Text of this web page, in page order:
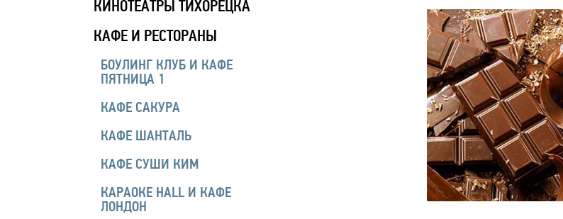
КИНОТЕАТРЫ ТИХОРЕЦКА
КАФЕ И РЕСТОРАНЫ
БОУЛИНГ КЛУБ И КАФЕ
ПЯТНИЦА 1
КАФЕ САКУРА
КАФЕ ШАНТАЛЬ
КАФЕ СУШИ КИМ
КАРАОКЕ HALL И КАФЕ
ЛОНДОН